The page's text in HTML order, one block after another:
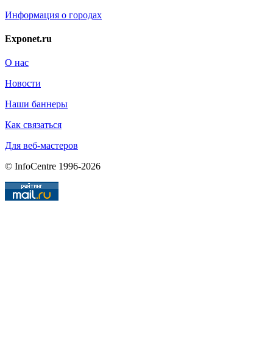
Информация о городах
Exponet.ru
О нас
Новости
Наши баннеры
Как связаться
Для веб-мастеров
© InfoCentre 1996-2026